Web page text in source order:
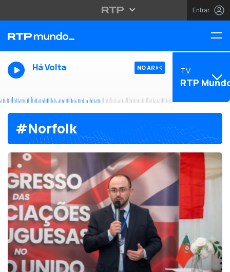
Entrar
Há Volta NO AR TV
RTP
#Norfolk